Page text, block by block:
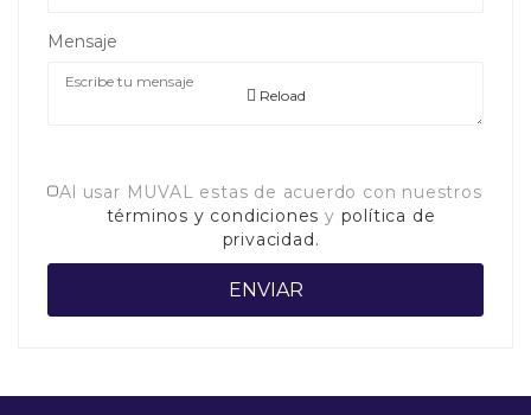
Mensaje
Reload
Al usar MUVAL estas de acuerdo con nuestros
términos y condiciones y política de
privacidad.